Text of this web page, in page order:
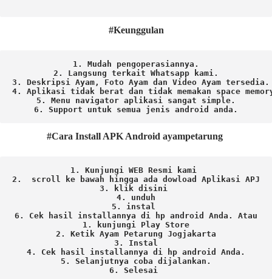
#Keunggulan
1. Mudah pengoperasiannya.
2. Langsung terkait Whatsapp kami.
3. Deskripsi Ayam, Foto Ayam dan Video Ayam tersedia.
4. Aplikasi tidak berat dan tidak memakan space
5. Menu navigator aplikasi sangat simple.
6. Support untuk semua jenis android anda.
#Cara Install APK Android ayampetarung
1. Kunjungi WEB Resmi kami
2.  scroll ke bawah hingga ada dowload Aplikasi APJ
3. klik disini
4. unduh
5. instal
6. Cek hasil installannya di hp android Anda. Atau
1. kunjungi Play Store
2. Ketik Ayam Petarung Jogjakarta
3. Instal
4. Cek hasil installannya di hp android Anda.
5. Selanjutnya coba dijalankan.
6. Selesai